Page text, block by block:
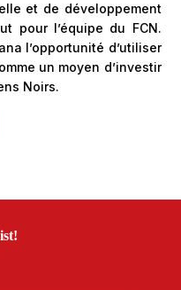
et de développement
pour l’équipe du FCN.
l’opportunité d’utiliser
un moyen d’investir
Noirs.